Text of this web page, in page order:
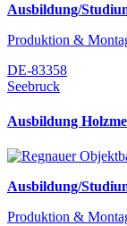
Ausbildung/
Produktion &
DE-83358
Seebruck
Ausbildung
Ausbildung/
Produktion &